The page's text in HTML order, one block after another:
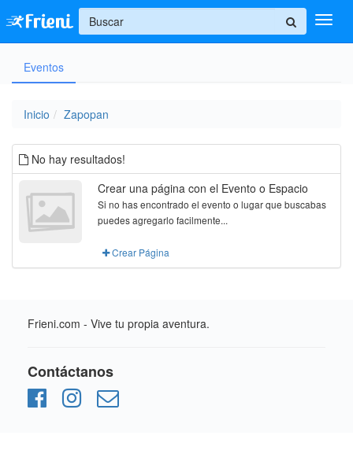
Ingresar
+
Eventos
Inicio Zapopan
No hay resultados!
Crear una página con el Evento o Espacio
Si no has encontrado el evento o lugar que buscabas
puedes agregarlo facilmente...
Crear Página
Frieni.com - Vive tu propia aventura.
Contáctanos